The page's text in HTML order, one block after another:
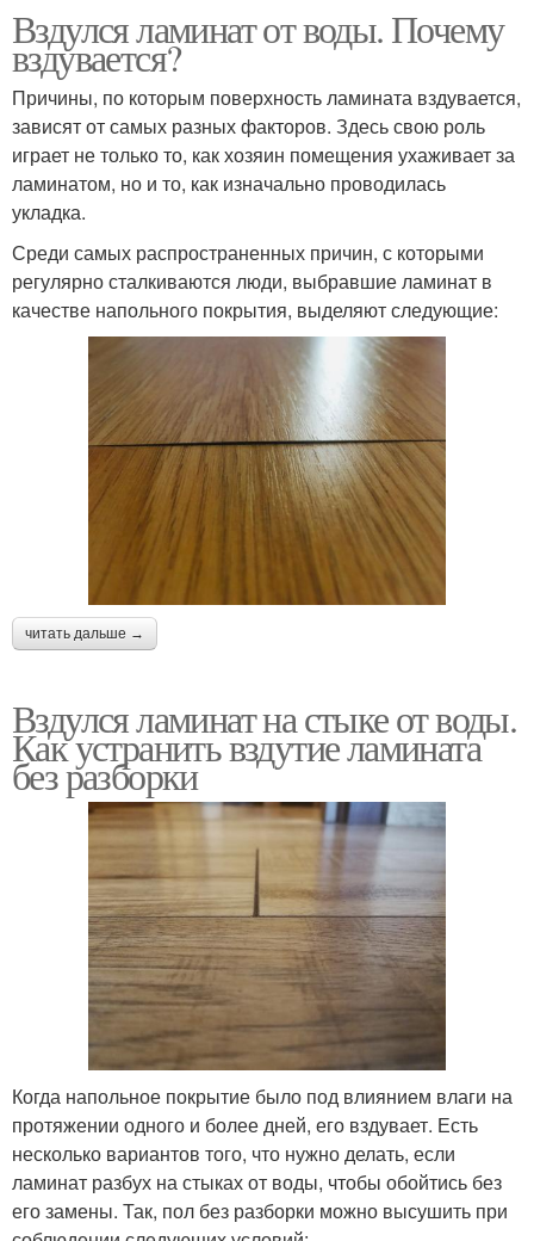
Вздулся ламинат от воды. Почему
вздувается?
Причины, по которым поверхность ламината вздувается,
зависят от самых разных факторов. Здесь свою роль
играет не только то, как хозяин помещения ухаживает за
ламинатом, но и то, как изначально проводилась
укладка.
Среди самых распространенных причин, с которыми
регулярно сталкиваются люди, выбравшие ламинат в
качестве напольного покрытия, выделяют следующие:
читать дальше →
Вздулся ламинат на стыке от воды.
Как устранить вздутие ламината
без разборки
Когда напольное покрытие было под влиянием влаги на
протяжении одного и более дней, его вздувает. Есть
несколько вариантов того, что нужно делать, если
ламинат разбух на стыках от воды, чтобы обойтись без
его замены. Так, пол без разборки можно высушить при